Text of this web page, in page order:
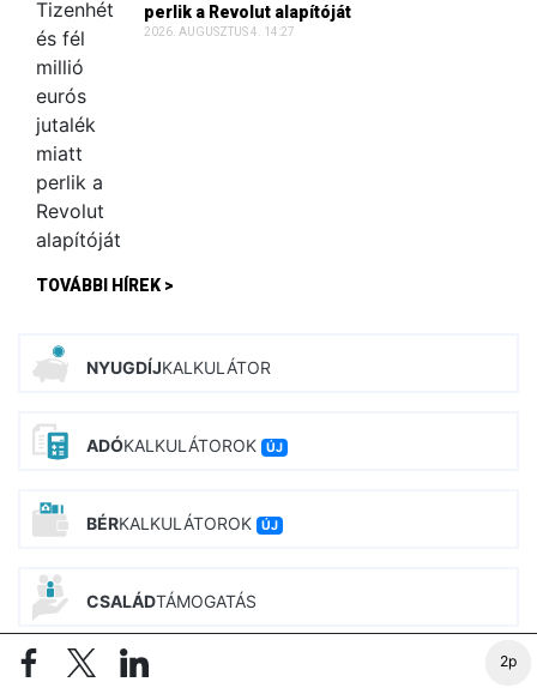
2p
perlik a Revolut alapítóját
2026. AUGUSZTUS 4. 14:27
TOVÁBBI HÍREK >
NYUGDÍJKALKULÁTOR
ADÓKALKULÁTOROK ÚJ
BÉRKALKULÁTOROK ÚJ
CSALÁDTÁMOGATÁS
INGATLAN